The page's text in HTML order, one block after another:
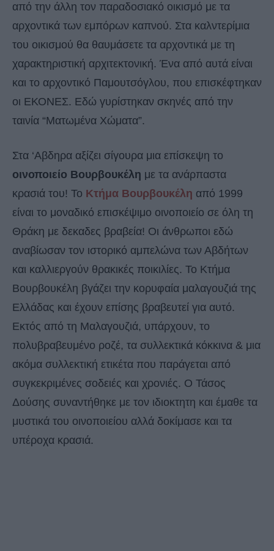
από την άλλη τον παραδοσιακό οικισμό με τα
αρχοντικά των εμπόρων καπνού. Στα καλντερίμια
του οικισμού θα θαυμάσετε τα αρχοντικά με τη
χαρακτηριστική αρχιτεκτονική. Ένα από αυτά είναι
και το αρχοντικό Παμουτσόγλου, που επισκέφτηκαν
οι ΕΚΟΝΕΣ. Εδώ γυρίστηκαν σκηνές από την
ταινία “Ματωμένα Χώματα”.
Στα ‘Αβδηρα αξίζει σίγουρα μια επίσκεψη το
οινοποιείο Βουρβουκέλη με τα ανάρπαστα
κρασιά του! Το Κτήμα Βουρβουκέλη από 1999
είναι το μοναδικό επισκέψιμο οινοποιείο σε όλη τη
Θράκη με δεκαδες βραβεία! Οι άνθρωποι εδώ
αναβίωσαν τον ιστορικό αμπελώνα των Αβδήτων
και καλλιεργούν θρακικές ποικιλίες. Το Κτήμα
Βουρβουκέλη βγάζει την κορυφαία μαλαγουζιά της
Ελλάδας και έχουν επίσης βραβευτεί για αυτό.
Εκτός από τη Μαλαγουζιά, υπάρχουν, το
πολυβραβευμένο ροζέ, τα συλλεκτικά κόκκινα & μια
ακόμα συλλεκτική ετικέτα που παράγεται από
συγκεκριμένες σοδειές και χρονιές. Ο Τάσος
Δούσης συναντήθηκε με τον ιδιοκτητη και έμαθε τα
μυστικά του οινοποιείου αλλά δοκίμασε και τα
υπέροχα κρασιά.